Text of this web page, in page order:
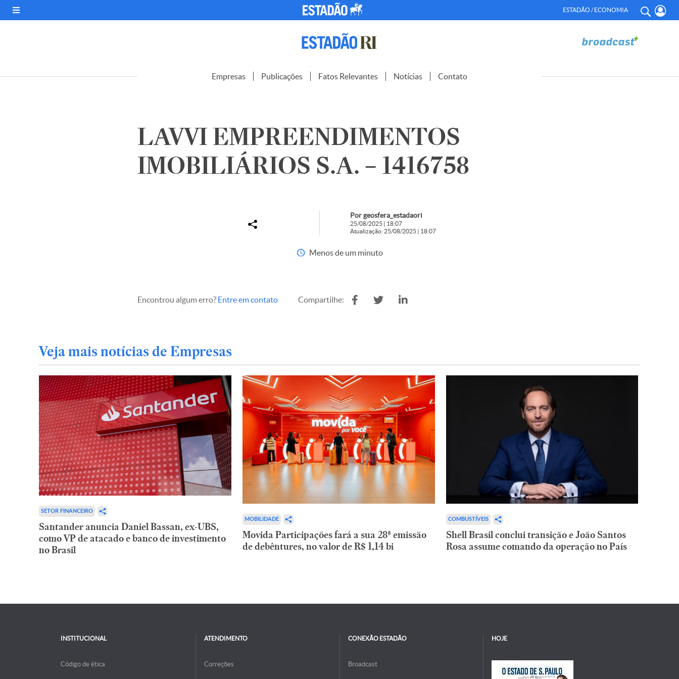
ESTADÃO / ECONOMIA
Empresas Publicações Fatos Relevantes Notícias Contato
LAVVI EMPREENDIMENTOS
IMOBILIÁRIOS S.A. – 1416758
Por geosfera_estadaori
25/08/2025 | 18:07
Atualização: 25/08/2025 | 18:07
Menos de um minuto
Encontrou algum erro? Entre em contato Compartilhe:
Veja mais notícias de Empresas
SETOR FINANCEIRO
Santander anuncia Daniel Bassan, ex-UBS,
como VP de atacado e banco de investimento
no Brasil
MOBILIDADE
Movida Participações fará a sua 28ª emissão
de debêntures, no valor de R$ 1,14 bi
COMBUSTÍVEIS
Shell Brasil conclui transição e João Santos
Rosa assume comando da operação no País
INSTITUCIONAL
Código de ética
ATENDIMENTO
Correções
CONEXÃO ESTADÃO
Broadcast
HOJE